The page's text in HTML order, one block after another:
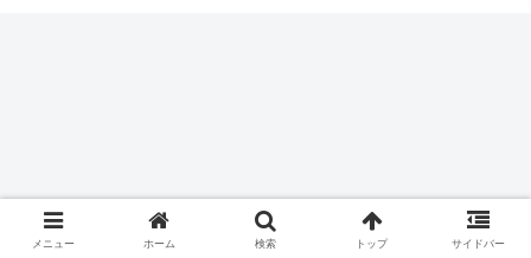
メニュー ホーム 検索 トップ サイドバー